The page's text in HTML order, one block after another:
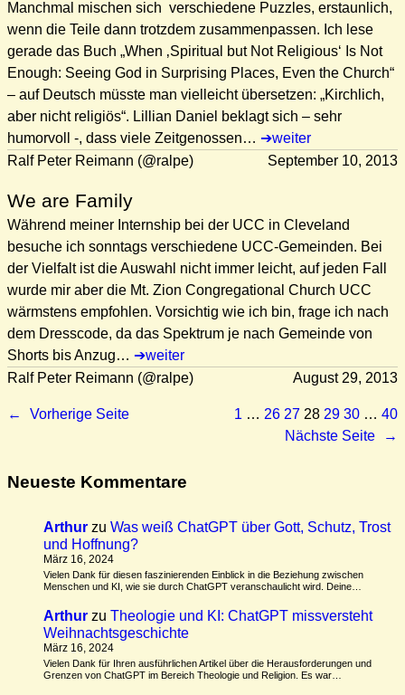
Manchmal mischen sich verschiedene Puzzles, erstaunlich,
wenn die Teile dann trotzdem zusammenpassen. Ich lese
gerade das Buch „When ‚Spiritual but Not Religious‘ Is Not
Enough: Seeing God in Surprising Places, Even the Church“
– auf Deutsch müsste man vielleicht übersetzen: „Kirchlich,
aber nicht religiös“. Lillian Daniel beklagt sich – sehr
humorvoll -, dass viele Zeitgenossen…
weiter
Ralf Peter Reimann (@ralpe)
September 10, 2013
We are Family
Während meiner Internship bei der UCC in Cleveland
besuche ich sonntags verschiedene UCC-Gemeinden. Bei
der Vielfalt ist die Auswahl nicht immer leicht, auf jeden Fall
wurde mir aber die Mt. Zion Congregational Church UCC
wärmstens empfohlen. Vorsichtig wie ich bin, frage ich nach
dem Dresscode, da das Spektrum je nach Gemeinde von
Shorts bis Anzug…
weiter
Ralf Peter Reimann (@ralpe)
August 29, 2013
← Vorherige Seite 1 … 26 27 28 29 30 … 40
Nächste Seite
→
Neueste Kommentare
Arthur zu Was weiß ChatGPT über Gott, Schutz, Trost
und Hoffnung?
März 16, 2024
Vielen Dank für diesen faszinierenden Einblick in die Beziehung zwischen
Menschen und KI, wie sie durch ChatGPT veranschaulicht wird. Deine…
Arthur zu Theologie und KI: ChatGPT missversteht
Weihnachtsgeschichte
März 16, 2024
Vielen Dank für Ihren ausführlichen Artikel über die Herausforderungen und
Grenzen von ChatGPT im Bereich Theologie und Religion. Es war…